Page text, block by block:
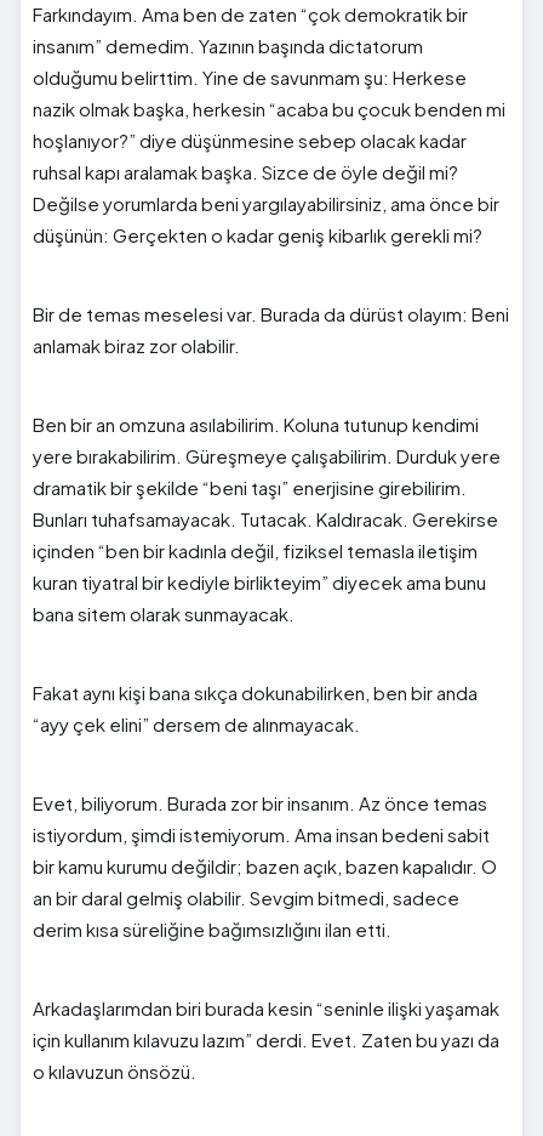
Farkındayım. Ama ben de zaten “çok demokratik bir
insanım” demedim. Yazının başında dictatorum
olduğumu belirttim. Yine de savunmam şu: Herkese
nazik olmak başka, herkesin “acaba bu çocuk benden mi
hoşlanıyor?” diye düşünmesine sebep olacak kadar
ruhsal kapı aralamak başka. Sizce de öyle değil mi?
Değilse yorumlarda beni yargılayabilirsiniz, ama önce bir
düşünün: Gerçekten o kadar geniş kibarlık gerekli mi?
Bir de temas meselesi var. Burada da dürüst olayım: Beni
anlamak biraz zor olabilir.
Ben bir an omzuna asılabilirim. Koluna tutunup kendimi
yere bırakabilirim. Güreşmeye çalışabilirim. Durduk yere
dramatik bir şekilde “beni taşı” enerjisine girebilirim.
Bunları tuhafsamayacak. Tutacak. Kaldıracak. Gerekirse
içinden “ben bir kadınla değil, fiziksel temasla iletişim
kuran tiyatral bir kediyle birlikteyim” diyecek ama bunu
bana sitem olarak sunmayacak.
Fakat aynı kişi bana sıkça dokunabilirken, ben bir anda
“ayy çek elini” dersem de alınmayacak.
Evet, biliyorum. Burada zor bir insanım. Az önce temas
istiyordum, şimdi istemiyorum. Ama insan bedeni sabit
bir kamu kurumu değildir; bazen açık, bazen kapalıdır. O
an bir daral gelmiş olabilir. Sevgim bitmedi, sadece
derim kısa süreliğine bağımsızlığını ilan etti.
Arkadaşlarımdan biri burada kesin “seninle ilişki yaşamak
için kullanım kılavuzu lazım” derdi. Evet. Zaten bu yazı da
o kılavuzun önsözü.